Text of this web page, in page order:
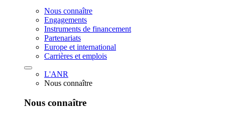
Nous connaître
Engagements
Instruments de financement
Partenariats
Europe et international
Carrières et emplois
L'ANR
Nous connaître
Nous connaître